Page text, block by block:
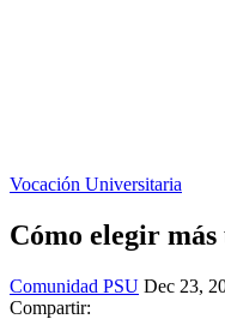
Vocación Universitaria
Cómo elegir
Comunidad PSU Dec 23,
Compartir: